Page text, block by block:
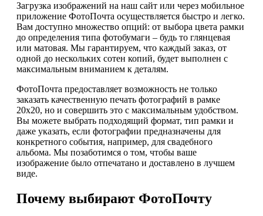
Загрузка изображений на наш сайт или через мобильное
приложение ФотоПочта осуществляется быстро и легко.
Вам доступно множество опций: от выбора цвета рамки
до определения типа фотобумаги – будь то глянцевая
или матовая. Мы гарантируем, что каждый заказ, от
одной до нескольких сотен копий, будет выполнен с
максимальным вниманием к деталям.
ФотоПочта предоставляет возможность не только
заказать качественную печать фотографий в рамке
20х20, но и совершить это с максимальным удобством.
Вы можете выбрать подходящий формат, тип рамки и
даже указать, если фотографии предназначены для
конкретного события, например, для свадебного
альбома. Мы позаботимся о том, чтобы ваше
изображение было отпечатано и доставлено в лучшем
виде.
Почему выбирают ФотоПочту